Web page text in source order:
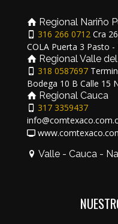
Regional Nariño
316 266 0712 Cra
COLA Puerta 3 Pasto -
Regional Valle
318 0587697
Bodega 10 B Calle 15
Regional Cauca
317 3359437
Valle - Cauca -